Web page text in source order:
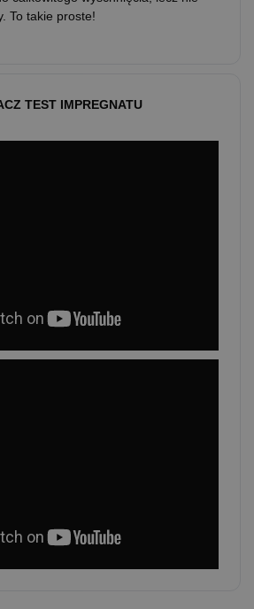
To takie proste!
TEST IMPREGNATU